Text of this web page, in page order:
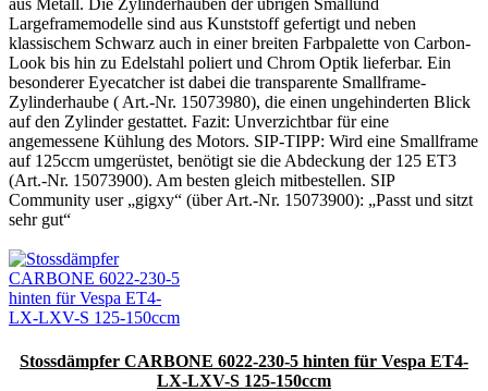
aus Metall. Die Zylinderhauben der übrigen Smallund
Largeframemodelle sind aus Kunststoff gefertigt und neben
klassischem Schwarz auch in einer breiten Farbpalette von Carbon-
Look bis hin zu Edelstahl poliert und Chrom Optik lieferbar. Ein
besonderer Eyecatcher ist dabei die transparente Smallframe-
Zylinderhaube ( Art.-Nr. 15073980), die einen ungehinderten Blick
auf den Zylinder gestattet. Fazit: Unverzichtbar für eine
angemessene Kühlung des Motors. SIP-TIPP: Wird eine Smallframe
auf 125ccm umgerüstet, benötigt sie die Abdeckung der 125 ET3
(Art.-Nr. 15073900). Am besten gleich mitbestellen. SIP
Community user „gigxy“ (über Art.-Nr. 15073900): „Passt und sitzt
sehr gut“
Stossdämpfer CARBONE 6022-230-5 hinten für Vespa ET4-
LX-LXV-S 125-150ccm